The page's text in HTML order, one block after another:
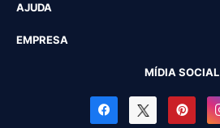
AJUDA
EMPRESA
MÍDIA SOCIAL